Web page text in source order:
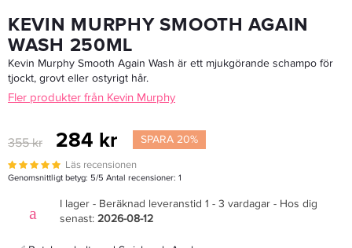
KEVIN MURPHY SMOOTH AGAIN
WASH 250ML
Kevin Murphy Smooth Again Wash är ett mjukgörande schampo för
tjockt, grovt eller ostyrigt hår.
Fler produkter från Kevin Murphy
355 kr 284 kr SPARA 20%
Läs recensionen
Genomsnittligt betyg: 5/5 Antal recensioner: 1
I lager - Beräknad leveranstid 1 - 3 vardagar - Hos dig
senast: 2026-08-12